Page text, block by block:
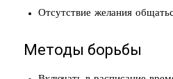
Отсутствие желания
Методы борьбы